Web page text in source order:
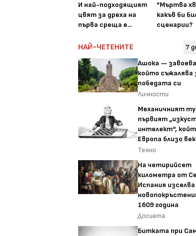
И най-подходящият
цвят за дреха на
първа среща е...
"Мъртва
какъв би
сценарии?
НАЙ-ЧЕТЕНИТЕ 7
Ашока —
който съжалява
победата си
Личности
Механичният
първият
интелект“,
Европа близо век
Техно
На четирийсет
километра от
Испания изселва
1609 година
Досиета
Битката при